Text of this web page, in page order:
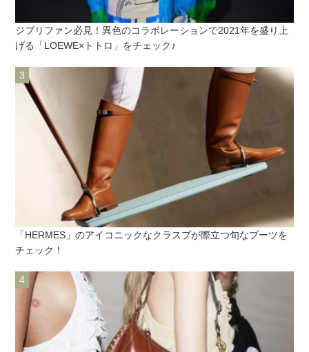
ジブリファン必見！異色のコラボレーションで2021年を盛り上
げる「LOEWE×トトロ」をチェック♪
「HERMES」のアイコニックなクラスプが際立つ旬なブーツを
チェック！